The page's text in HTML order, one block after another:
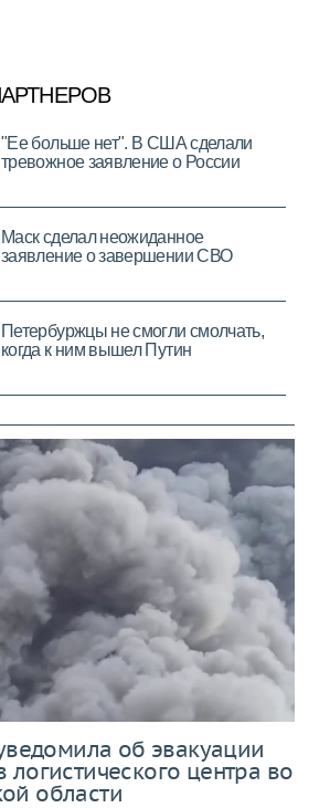
об эвакуации
логистического центра во
области